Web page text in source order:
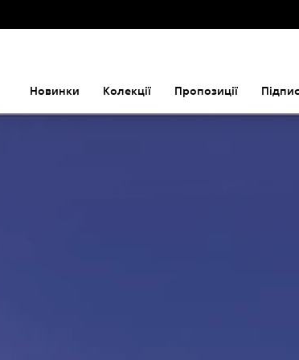
Новинки Колекції Пропозиції